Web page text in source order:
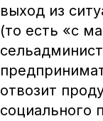
выход из
(то есть «с
отвозит
социального